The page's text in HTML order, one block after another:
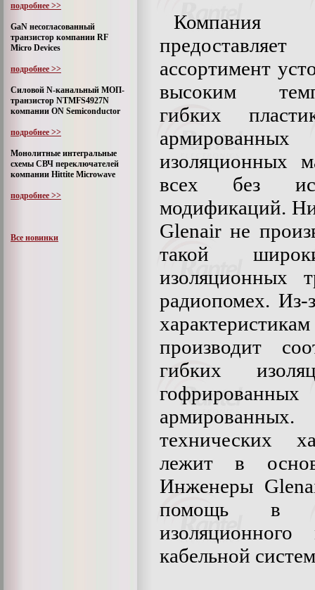
подробнее >>
GaN несогласованный
транзистор компании RF
Micro Devices
подробнее >>
Силовой N-канальный МОП-
транзистор NTMFS4927N
компании ON Semiconductor
подробнее >>
Монолитные интегральные
схемы СВЧ переключателей
компании Hittite Microwave
подробнее >>
Все новинки
Компания
ассортимент
высоким
гибких
армированных
изоляционных
всех без
модификаций.
Glenair не
такой
изоляционных
радиопомех. Из-
производит
гибких
технических
лежит в
Инженеры
помощь в
кабельной